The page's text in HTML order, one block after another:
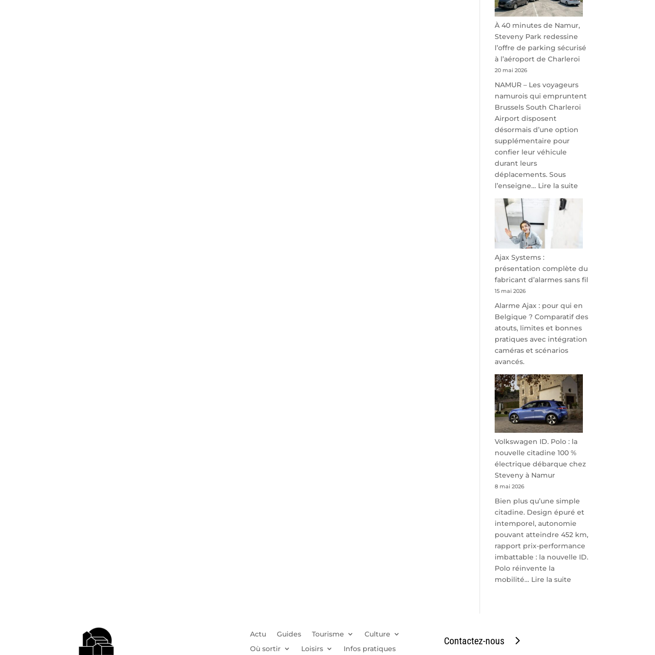
À 40 minutes de Namur,
Steveny Park redessine
l’offre de parking sécurisé
à l’aéroport de Charleroi
20 mai 2026
NAMUR – Les voyageurs
namurois qui empruntent
Brussels South Charleroi
Airport disposent
désormais d’une option
supplémentaire pour
confier leur véhicule
durant leurs
déplacements. Sous
l’enseigne… Lire la suite
Park
redessine
parking
sécurisé
à
l’aéroport
Ajax Systems :
présentation complète du
fabricant d’alarmes sans fil
15 mai 2026
Alarme Ajax : pour qui en
Belgique ? Comparatif des
atouts, limites et bonnes
pratiques avec intégration
caméras et scénarios
avancés.
Volkswagen ID. Polo : la
nouvelle citadine 100 %
électrique débarque chez
Steveny à Namur
8 mai 2026
Bien plus qu’une simple
citadine. Design épuré et
intemporel, autonomie
pouvant atteindre 452 km,
rapport prix-performance
imbattable : la nouvelle ID.
Polo réinvente la
mobilité… Lire la suite
Actu Guides Tourisme
Culture
Où sortir
Loisirs Infos pratiques
Contactez-nous